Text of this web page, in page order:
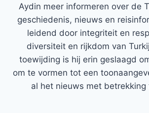
Aydin meer informeren over de
geschiedenis, nieuws en
leidend door integriteit en
diversiteit en rijkdom van
toewijding is hij erin geslaagd
om te vormen tot een
al het nieuws met betrekking